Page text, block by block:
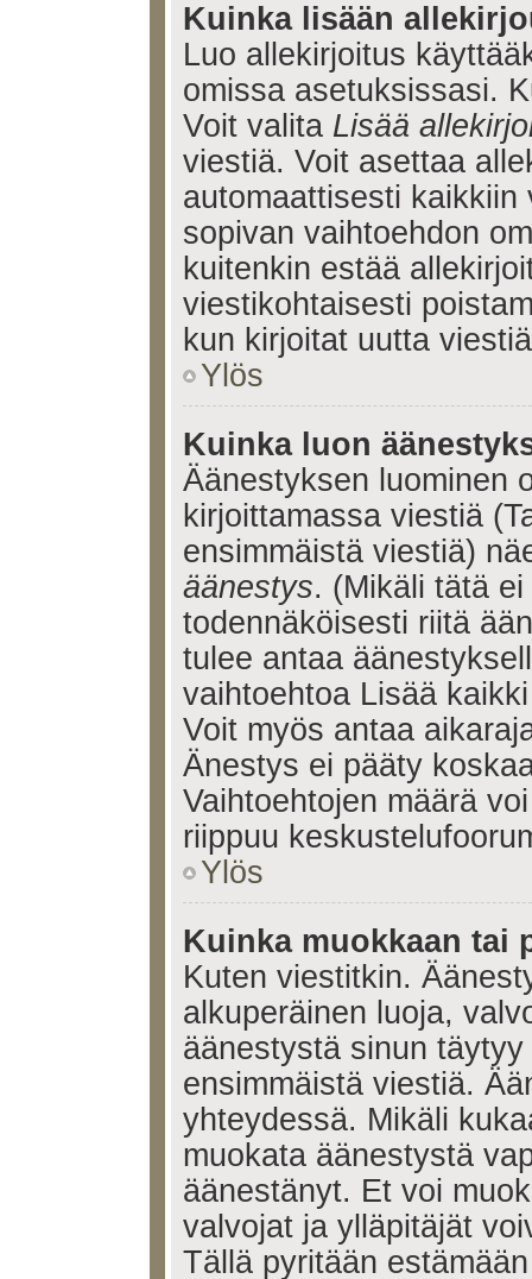
Kuinka lisään
Luo allekirjoitus
omissa asetuksissasi.
Voit valita Lisää
viestiä. Voit asettaa
automaattisesti
sopivan vaihtoehdon
kuitenkin estää
viestikohtaisesti
kun kirjoitat uutta
Ylös
Kuinka luon
Äänestyksen luominen
kirjoittamassa viestiä
ensimmäistä viestiä)
äänestys. (Mikäli tätä
todennäköisesti riitä
tulee antaa
vaihtoehtoa Lisää
Voit myös antaa
Änestys ei pääty
Vaihtoehtojen määrä
riippuu
Ylös
Kuinka muokkaan tai
Kuten viestitkin.
alkuperäinen luoja,
äänestystä sinun
ensimmäistä viestiä.
yhteydessä. Mikäli
muokata äänestystä
äänestänyt. Et voi
valvojat ja ylläpitäjät
Tällä pyritään